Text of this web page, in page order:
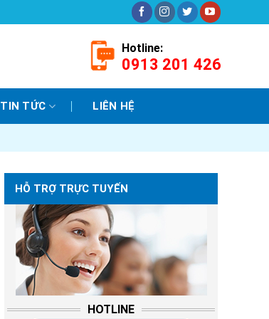
Hotline:
0913 201 426
TIN TỨC LIÊN HỆ
HỖ TRỢ TRỰC TUYẾN
HOTLINE